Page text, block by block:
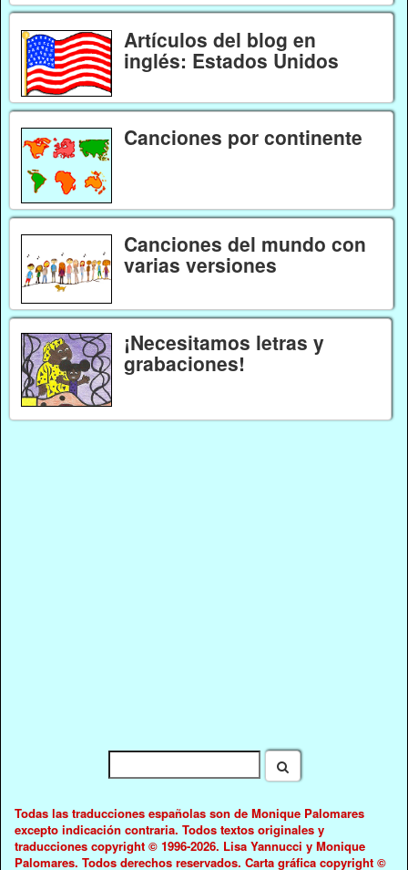
Artículos del blog en
inglés: Estados Unidos
Canciones por continente
Canciones del mundo con
varias versiones
¡Necesitamos letras y
grabaciones!
Todas las traducciones españolas son de Monique Palomares
excepto indicación contraria. Todos textos originales y
traducciones copyright © 1996-2026. Lisa Yannucci y Monique
Palomares. Todos derechos reservados. Carta gráfica copyright ©